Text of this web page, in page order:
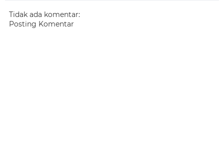
Tidak ada komentar:
Posting Komentar